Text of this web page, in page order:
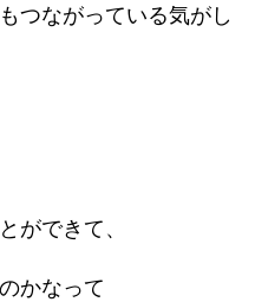
つながっている気がし
ができて、
かなって